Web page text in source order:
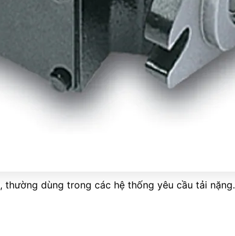
, thường dùng trong các hệ thống yêu cầu tải nặng.